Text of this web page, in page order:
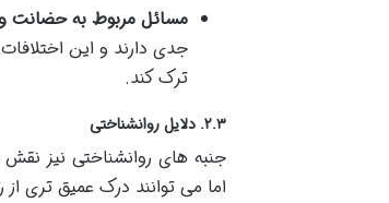
مسائل مربوط به حضانت و
جدی دارند و این
ترک کند.
۲.۳. دلایل روانشناختی
جنبه های روانشناختی نیز
اما می توانند درک عمیق تری از